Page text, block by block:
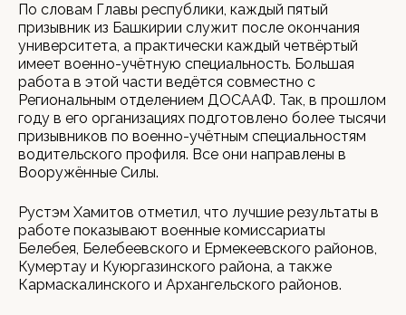
По словам Главы республики, каждый пятый
призывник из Башкирии служит после окончания
университета, а практически каждый четвёртый
имеет военно-учётную специальность. Большая
работа в этой части ведётся совместно с
Региональным отделением ДОСААФ. Так, в прошлом
году в его организациях подготовлено более тысячи
призывников по военно-учётным специальностям
водительского профиля. Все они направлены в
Вооружённые Силы.
Рустэм Хамитов отметил, что лучшие результаты в
работе показывают военные комиссариаты
Белебея, Белебеевского и Ермекеевского районов,
Кумертау и Куюргазинского района, а также
Кармаскалинского и Архангельского районов.